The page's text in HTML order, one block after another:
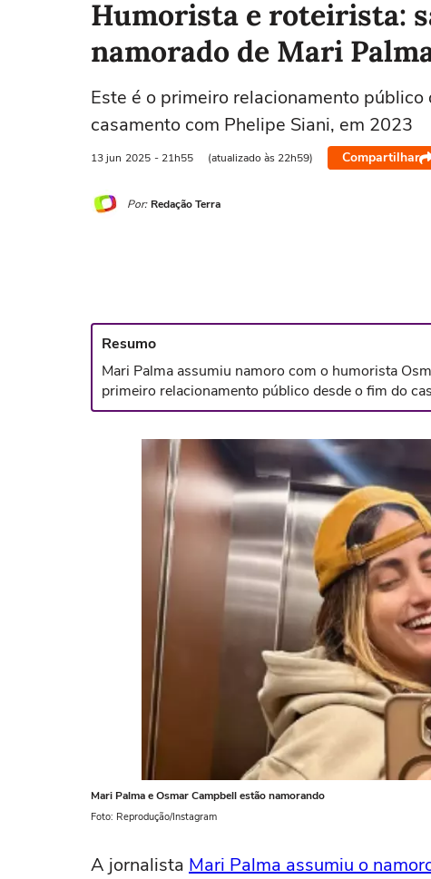
Humorista e roteirista:
namorado de Mari
Este é o primeiro relacionamento
casamento com Phelipe Siani, em 2023
13 jun 2025 - 21h55 (atualizado às 22h59) Compartilhar
Por: Redação Terra
Resumo
Mari Palma assumiu namoro com o humorista
primeiro relacionamento público desde o fim do
Mari Palma e Osmar Campbell estão namorando
Foto: Reprodução/Instagram
A jornalista Mari Palma assumiu o